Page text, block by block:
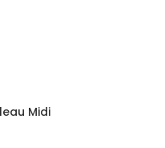
Midi